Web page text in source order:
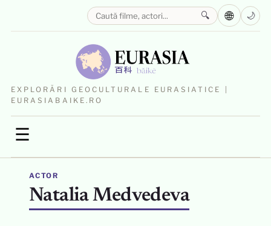
EXPLORĂRI GEOCULTURALE EURASIATICE |
EURASIABAIKE.RO
☰
🔍 🌐 🌙
ACTOR
Natalia Medvedeva